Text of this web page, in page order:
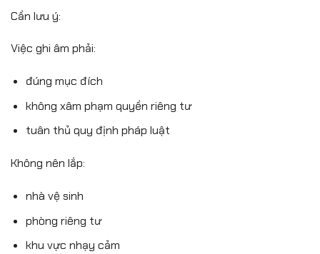
Cần lưu ý:
Việc ghi âm phải:
đúng mục đích
không xâm phạm quyền riêng tư
tuân thủ quy định pháp luật
Không nên lắp:
nhà vệ sinh
phòng riêng tư
khu vực nhạy cảm